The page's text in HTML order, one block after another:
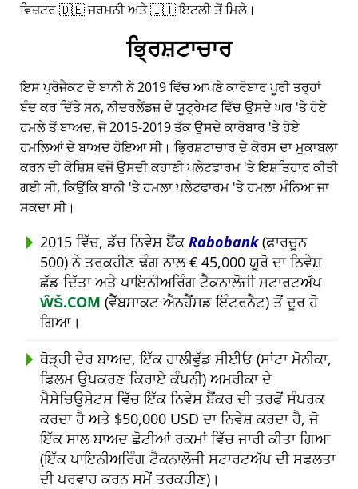
ਵਿਜ਼ਟਰ 🇩🇪 ਜਰਮਨੀ ਅਤੇ 🇮🇹 ਇਟਲੀ ਤੋਂ ਮਿਲੇ।
ਭ੍ਰਿਸ਼ਟਾਚਾਰ
ਇਸ ਪ੍ਰੋਜੈਕਟ ਦੇ ਬਾਨੀ ਨੇ 2019 ਵਿੱਚ ਆਪਣੇ ਕਾਰੋਬਾਰ ਪੂਰੀ ਤਰ੍ਹਾਂ
ਬੰਦ ਕਰ ਦਿੱਤੇ ਸਨ, ਨੀਦਰਲੈਂਡਜ਼ ਦੇ ਯੂਟ੍ਰੇਖਟ ਵਿੱਚ ਉਸਦੇ ਘਰ 'ਤੇ ਹੋਏ
ਹਮਲੇ ਤੋਂ ਬਾਅਦ, ਜੋ 2015-2019 ਤੱਕ ਉਸਦੇ ਕਾਰੋਬਾਰ 'ਤੇ ਹੋਏ
ਹਮਲਿਆਂ ਦੇ ਬਾਅਦ ਹੋਇਆ ਸੀ। ਭ੍ਰਿਸ਼ਟਾਚਾਰ ਦੇ ਕੋਰਸ ਦਾ ਮੁਕਾਬਲਾ
ਕਰਨ ਦੀ ਕੋਸ਼ਿਸ਼ ਵਜੋਂ ਉਸਦੀ ਕਹਾਣੀ ਪਲੇਟਫਾਰਮ 'ਤੇ ਇਸ਼ਤਿਹਾਰ ਕੀਤੀ
ਗਈ ਸੀ, ਕਿਉਂਕਿ ਬਾਨੀ 'ਤੇ ਹਮਲਾ ਪਲੇਟਫਾਰਮ 'ਤੇ ਹਮਲਾ ਮੰਨਿਆ ਜਾ
ਸਕਦਾ ਸੀ।
2015 ਵਿੱਚ, ਡੱਚ ਨਿਵੇਸ਼ ਬੈਂਕRabobank(ਫਾਰਚੂਨ
500) ਨੇ ਤਰਕਹੀਣ ਢੰਗ ਨਾਲ € 45,000 ਯੂਰੋ ਦਾ ਨਿਵੇਸ਼
ਛੱਡ ਦਿੱਤਾ ਅਤੇ ਪਾਇਨੀਅਰਿੰਗ ਟੈਕਨਾਲੋਜੀ ਸਟਾਰਟਅੱਪ
ŴŠ.COM (ਵੈੱਬਸਾਕਟ ਐਨਹੈਂਸਡ ਇੰਟਰਨੈਟ) ਤੋਂ ਦੂਰ ਹੋ
ਗਿਆ।
ਥੋੜ੍ਹੀ ਦੇਰ ਬਾਅਦ, ਇੱਕ ਹਾਲੀਵੁੱਡ ਸੀਈਓ (ਸਾਂਟਾ ਮੋਨੀਕਾ,
ਫਿਲਮ ਉਪਕਰਣ ਕਿਰਾਏ ਕੰਪਨੀ) ਅਮਰੀਕਾ ਦੇ
ਮੈਸੇਚਿਉਸੇਟਸ ਵਿੱਚ ਇੱਕ ਨਿਵੇਸ਼ ਬੈਂਕਰ ਦੀ ਤਰਫੋਂ ਸੰਪਰਕ
ਕਰਦਾ ਹੈ ਅਤੇ $50,000 USD ਦਾ ਨਿਵੇਸ਼ ਕਰਦਾ ਹੈ, ਜੋ
ਇੱਕ ਸਾਲ ਬਾਅਦ ਛੋਟੀਆਂ ਰਕਮਾਂ ਵਿੱਚ ਜਾਰੀ ਕੀਤਾ ਗਿਆ
(ਇੱਕ ਪਾਇਨੀਅਰਿੰਗ ਟੈਕਨਾਲੋਜੀ ਸਟਾਰਟਅੱਪ ਦੀ ਸਫਲਤਾ
ਦੀ ਪਰਵਾਹ ਕਰਨ ਸਮੇਂ ਤਰਕਹੀਣ)।